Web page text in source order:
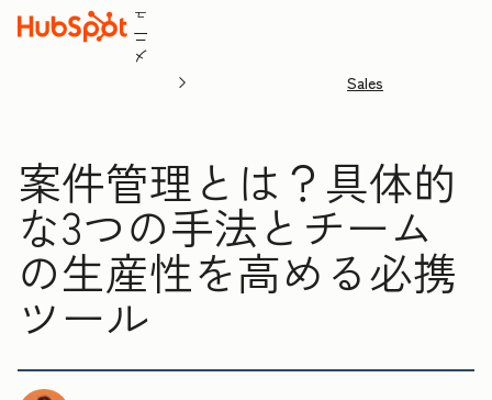
メ
ニ
ュ
Sales
案件管理とは？具体的
な3つの手法とチーム
の生産性を高める必携
ツール